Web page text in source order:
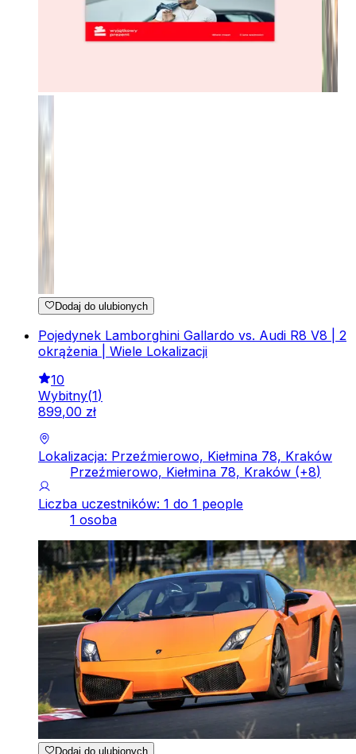
Dodaj do ulubionych
Pojedynek Lamborghini Gallardo vs. Audi R8 V8 | 2
okrążenia | Wiele Lokalizacji
10
Wybitny(1)
899,00 zł
Lokalizacja: Przeźmierowo, Kiełmina 78, Kraków
Przeźmierowo, Kiełmina 78, Kraków (+8)
Liczba uczestników: 1 do 1 people
1 osoba
Dodaj do ulubionych